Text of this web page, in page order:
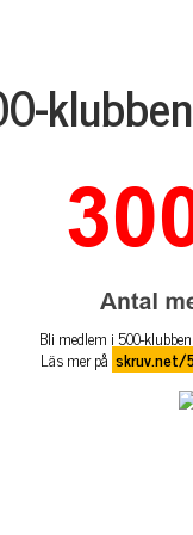
Bli medlem i 500-
Läs mer på skruv.net/